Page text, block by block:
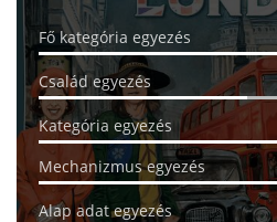
Fő kategória egyezés
Család egyezés
Kategória egyezés
Mechanizmus egyezés
Alap adat egyezés